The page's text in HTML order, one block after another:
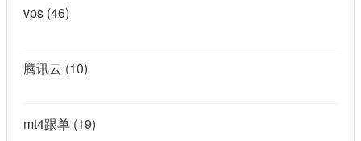
vps (46)
腾讯云 (10)
mt4跟单 (19)